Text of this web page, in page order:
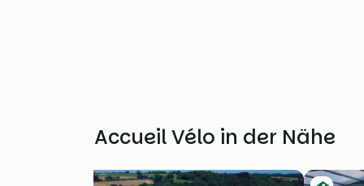
Weitere Accueil Vélo in der Nähe